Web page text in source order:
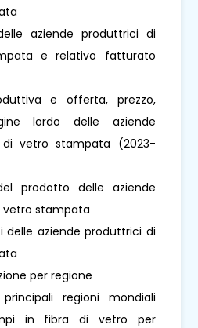
aziende produttrici di
e relativo fatturato
e offerta, prezzo,
lordo delle aziende
vetro stampata (2023-
prodotto delle aziende
vetro stampata
delle aziende produttrici di
per regione
regioni mondiali
in fibra di vetro per